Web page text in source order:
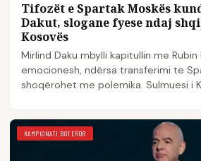
Tifozët e Spartak Moskës
Dakut, slogane fyese ndaj
Kosovës
Mirlind Daku mbylli kapitullin me Rubin
emocionesh, ndërsa transferimi te
shoqërohet me polemika. Sulmuesi i
KAMPIONATI BOTEROR